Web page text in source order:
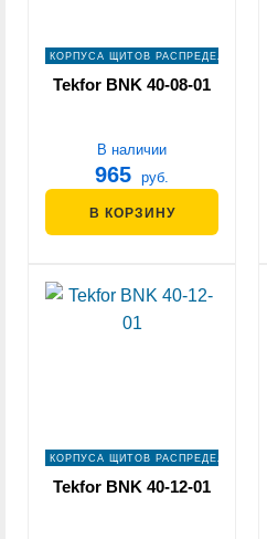
КОРПУСА ЩИТОВ РАСПРЕДЕЛЕНИЯ
Tekfor BNK 40-08-01
В наличии
965 руб.
В КОРЗИНУ
КОРПУСА ЩИТОВ РАСПРЕДЕЛЕНИЯ
Tekfor BNK 40-12-01